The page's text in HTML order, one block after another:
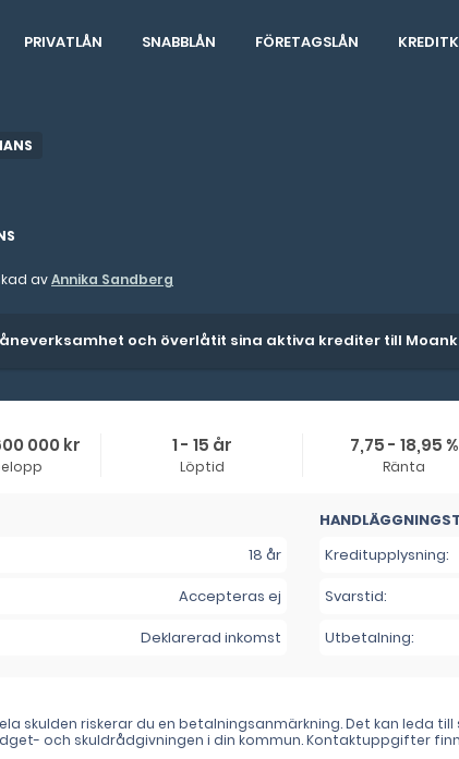
PRIVATLÅN SNABBLÅN FÖRETAGSLÅN
avAnnika Sandberg
och överlåtit sina aktiva krediter till
000 kr 1 - 15 år
Löptid
7,75 - 18,95 %
Ränta
18 år
Accepteras ej
Deklarerad inkomst
Kreditupplysning:
Svarstid:
Utbetalning:
skulden riskerar du en betalningsanmärkning. Det kan
och skuldrådgivningen i din kommun. Kontaktuppgifter